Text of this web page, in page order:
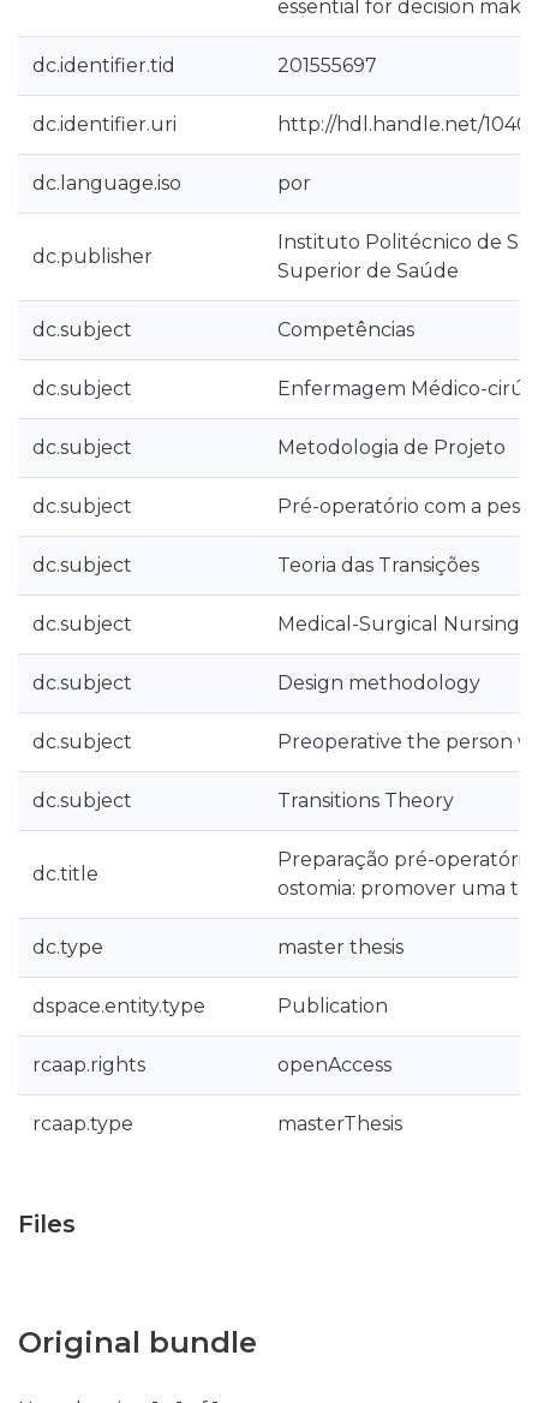
essential for decision
dc.identifier.tid 201555697
dc.identifier.uri http://hdl.handle.net/
dc.language.iso por
dc.publisher
Instituto Politécnico de
Superior de Saúde
dc.subject Competências
dc.subject Enfermagem Médico-
dc.subject Metodologia de Projeto
dc.subject Pré-operatório com a
dc.subject Teoria das Transições
dc.subject Medical-Surgical Nursing
dc.subject Design methodology
dc.subject Preoperative the person
dc.subject Transitions Theory
dc.title
Preparação pré-operatória
ostomia: promover uma
dc.type master thesis
dspace.entity.type Publication
rcaap.rights openAccess
rcaap.type masterThesis
Files
Original bundle